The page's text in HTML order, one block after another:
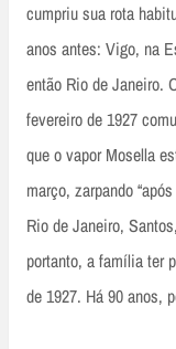
cumpriu sua rota
anos antes: Vigo, na
então Rio de Janeiro.
fevereiro de 1927
que o vapor Mosella
março, zarpando
Rio de Janeiro,
portanto, a família ter
de 1927. Há 90 anos,